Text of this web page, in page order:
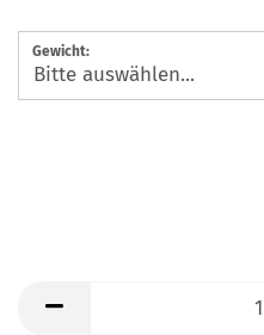
Gewicht: